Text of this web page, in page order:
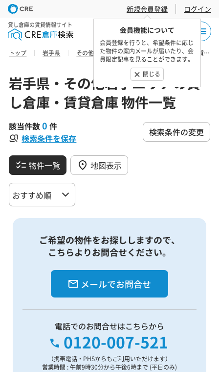
新規会員登録
会員機能について
会員登録を行うと、希望条件に応じ
た物件の案内メールが届いたり、会
員限定記事を見ることができます。
閉じる
ログイン
貸し倉庫の賃貸情報サイト
トップ 岩手県 その他岩手エリア 宮古市の貸し倉庫・賃貸倉庫 物件一覧
岩手県・その他岩手エリアの貸
し倉庫・賃貸倉庫 物件一覧
該当件数0 件
検索条件を保存
検索条件の変更
物件一覧 地図表示
ご希望の物件をお探ししますので、
こちらよりお問合せください。
メールでお問合せ
電話でのお問合せはこちらから
0120-007-521
（携帯電話・PHSからもご利用いただけます）
営業時間 : 午前9時30分から午後6時まで (平日のみ)